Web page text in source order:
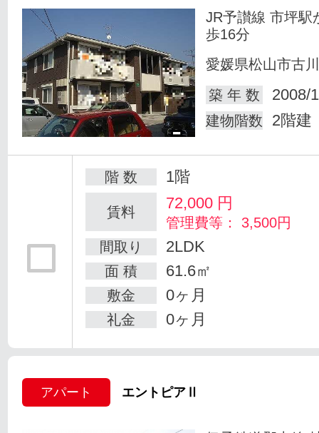
JR予讃線 市坪駅
歩16分
愛媛県松山市古
築 年 数
2008/
建物階数 2階建
階 数 1階
賃料 72,000 円
管理費等： 3,500円
間取り
2LDK
面 積 61.6㎡
敷金 0ヶ月
礼金 0ヶ月
アパート エントピアⅡ